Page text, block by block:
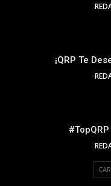
¡QRP Te